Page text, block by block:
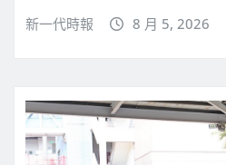
新一代時報 8 月 5, 2026